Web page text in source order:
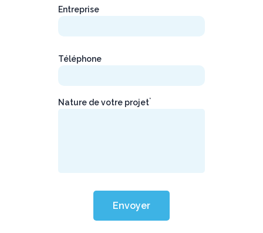
Entreprise
Téléphone
Nature de votre projet*
Envoyer